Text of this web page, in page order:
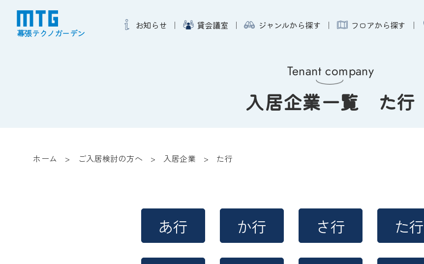
幕張テクノガーデン
お知らせ 貸会議室 ジャンルから探す フロアから探す
Tenant company
入居企業一覧 た行
ホーム ご入居検討の方へ 入居企業 た行
あ行 か行 さ行 た行